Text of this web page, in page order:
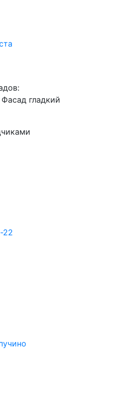
гладкий
22